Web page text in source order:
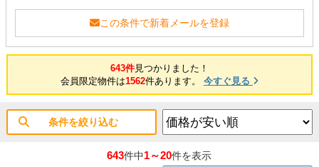
この条件で新着メールを登録
643件見つかりました！
会員限定物件は1562件あります。 今すぐ見る
条件を絞り込む
643件中1～20件を表示